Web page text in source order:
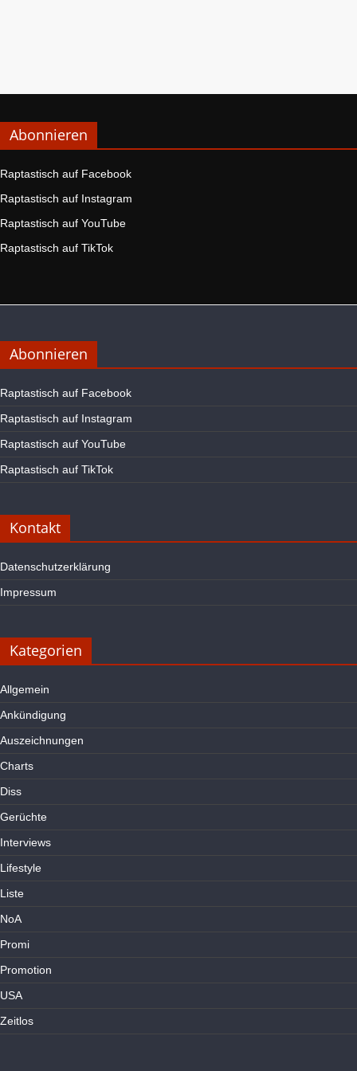
Abonnieren
Raptastisch auf Facebook
Raptastisch auf Instagram
Raptastisch auf YouTube
Raptastisch auf TikTok
Abonnieren
Raptastisch auf Facebook
Raptastisch auf Instagram
Raptastisch auf YouTube
Raptastisch auf TikTok
Kontakt
Datenschutzerklärung
Impressum
Kategorien
Allgemein
Ankündigung
Auszeichnungen
Charts
Diss
Gerüchte
Interviews
Lifestyle
Liste
NoA
Promi
Promotion
USA
Zeitlos